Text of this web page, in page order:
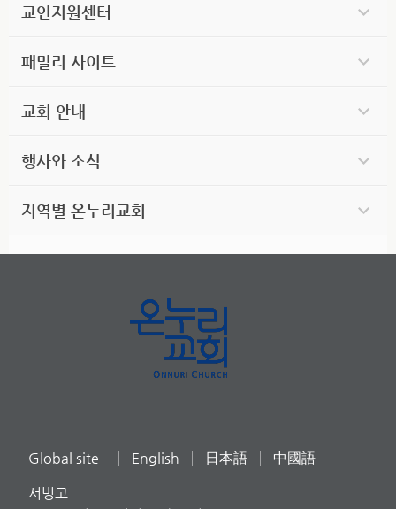
교인지원센터
패밀리 사이트
교회 안내
행사와 소식
지역별 온누리교회
Global site English 日本語 中國語
서빙고